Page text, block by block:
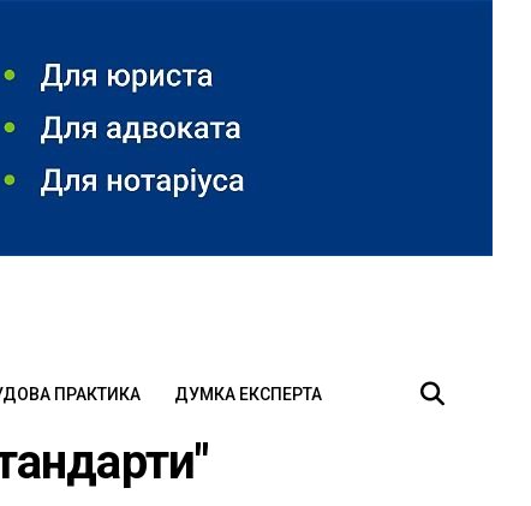
ПРАКТИКА ДУМКА ЕКСПЕРТА